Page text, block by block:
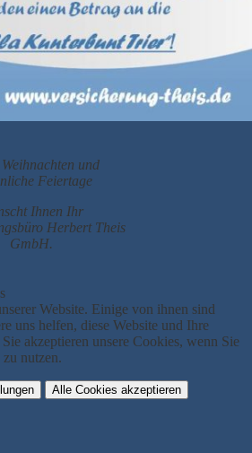
und
Feiertage
Ihnen Ihr
Herbert Theis
GmbH.
Website. Einige von ihnen sind
uns helfen, diese Website und Ihre
akzeptieren unsere Cookies, wenn Sie
nutzen.
Alle Cookies akzeptieren